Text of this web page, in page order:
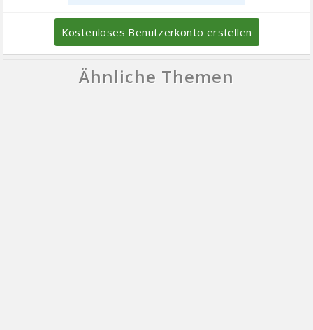
Kostenloses Benutzerkonto erstellen
Ähnliche Themen